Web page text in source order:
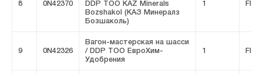
8 0N42370
DDP ТОО KAZ Minerals
Bozshakol (КАЗ Минералз
Бозшаколь)
1 FIVE
9 0N42326
Вагон-мастерская на шасси
/ DDP ТОО ЕвроХим-
Удобрения
1 FIVE